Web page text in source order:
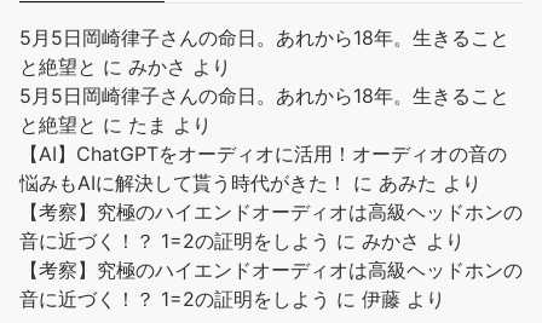
5月5日岡崎律子さんの命日。あれから18年。生きること
と絶望と に みかさ より
5月5日岡崎律子さんの命日。あれから18年。生きること
と絶望と に たま より
【AI】ChatGPTをオーディオに活用！オーディオの音の
悩みもAIに解決して貰う時代がきた！
に あみた より
【考察】究極のハイエンドオーディオは高級ヘッドホンの
音に近づく！？ 1=2の証明をしよう に みかさ より
【考察】究極のハイエンドオーディオは高級ヘッドホンの
音に近づく！？ 1=2の証明をしよう に 伊藤 より